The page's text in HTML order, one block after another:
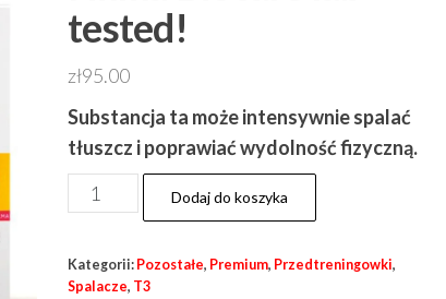
tested!
zł95.00
Substancja ta może intensywnie spalać
tłuszcz i poprawiać wydolność fizyczną.
ilość
T3-
Sodu
Dodaj do koszyka
Kategorii: Pozostałe, Premium, Przedtreningowki,
Spalacze, T3